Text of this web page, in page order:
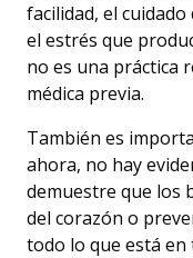
facilidad, el
el estrés que
no es una práctica
médica previa.
También es
ahora, no hay
demuestre que los
del corazón o
todo lo que está en